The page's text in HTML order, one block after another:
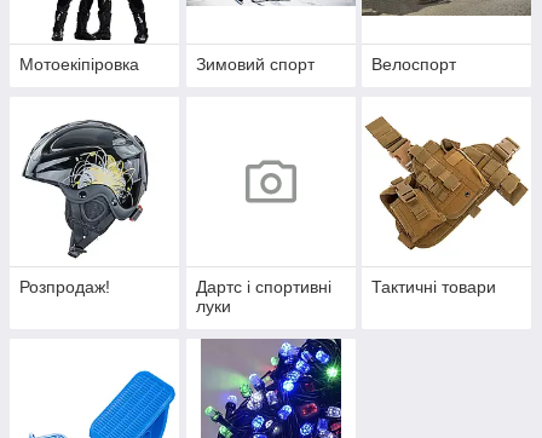
Мотоекіпіровка Зимовий спорт Велоспорт
Розпродаж!
Дартс і спортивні
луки
Тактичні товари